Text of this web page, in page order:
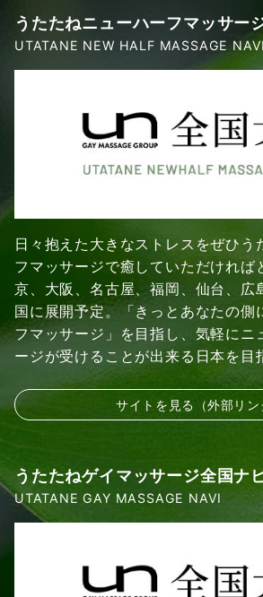
うたたねニューハーフマッサー
UTATANE NEW HALF MASSAGE NAVI
日々抱えた大きなストレスをぜひう
フマッサージで癒していただければ
京、大阪、名古屋、福岡、仙台、広
国に展開予定。「きっとあなたの側
フマッサージ」を目指し、気軽にニ
ージが受けることが出来る日本を目
サイトを見る（外部リン
うたたねゲイマッサージ全国ナ
UTATANE GAY MASSAGE NAVI